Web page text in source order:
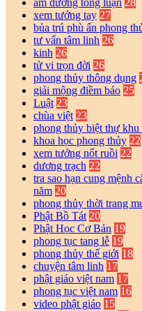
âm dương tổng luận 28
xem tướng tay 27
bủa trú phù ấn phong
tư vấn tâm linh 26
kinh 26
tử vi trọn đời 26
phong thủy thông dụng
giải mộng điềm báo 25
Luật 23
chùa việt 23
phong thủy biệt thự
khoa học phong thủy 22
xem tướng nốt ruồi 22
dương trạch 22
tra sao hạn cung mệnh
năm 20
phong thủy thời trang
Phật Bồ Tát 20
Phật Học Cơ Bản 19
phong tục tang lễ 19
phong thủy thế giới 18
chuyện tâm linh 17
phật giáo việt nam 17
phong tục việt nam 16
video phật giáo 15